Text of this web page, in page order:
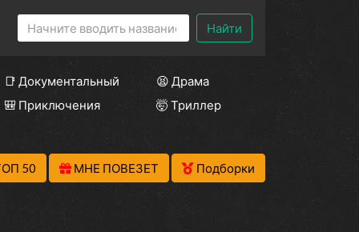
Найти
📑 Документальный
😫 Драма
🎒 Приключения
🤯 Триллер
50 МНЕ ПОВЕЗЕТ Подборки